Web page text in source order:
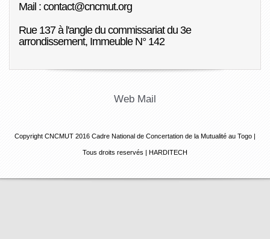
Mail : contact@cncmut.org
Rue 137 à l'angle du commissariat du 3e
arrondissement, Immeuble N° 142
Web Mail
Copyright CNCMUT 2016 Cadre National de Concertation de la Mutualité au Togo |
Tous droits reservés | HARDITECH